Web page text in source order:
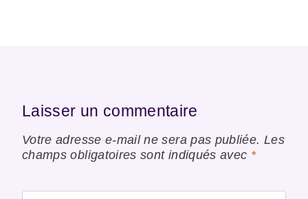
Laisser un commentaire
Votre adresse e-mail ne sera pas publiée. Les
champs obligatoires sont indiqués avec *